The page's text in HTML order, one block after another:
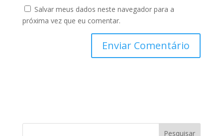
Salvar meus dados neste navegador para a
próxima vez que eu comentar.